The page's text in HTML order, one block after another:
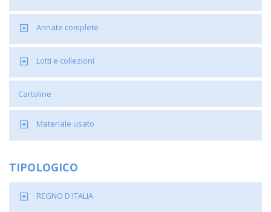
Annate complete
Lotti e collezioni
Cartoline
Materiale usato
TIPOLOGICO
REGNO D'ITALIA